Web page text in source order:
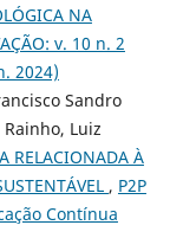
NA
v. 10 n. 2
2024)
Sandro
Rainho, Luiz
RELACIONADA À
, P2P
Contínua